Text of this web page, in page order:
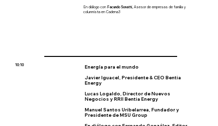
En diálogo con Facundo Sonatti,Asesor de empresas de familia y
columnista en Cadena3
10:10
Energía para el mundo
Javier Iguacel, Presidente & CEO Bentia
Energy
Lucas Logaldo, Director de Nuevos
Negocios y RRII Bentia Energy
Manuel Santos Uribelarrea , Fundador y
Presidente de MSU Group